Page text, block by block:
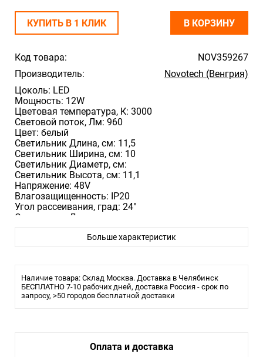
Код товара:
NOV359267
Производитель:
Novotech (Венгрия)
Цоколь: LED
Мощность: 12W
Цветовая температура, К: 3000
Световой поток, Лм: 960
Цвет: белый
Светильник Длина, cм: 11,5
Светильник Ширина, cм: 10
Светильник Диаметр, cм:
Светильник Высота, cм: 11,1
Напряжение: 48V
Влагозащищенность: IP20
Угол рассеивания, град: 24°
Светильник Диаметр врезного отверстия, мм:
Трековый светильник для низковольтного
Больше характеристик
Наличие товара: Склад Москва. Доставка в Челябинск
БЕСПЛАТНО 7-10 рабочих дней, доставка Россия - срок по
запросу, >50 городов бесплатной доставки
КУПИТЬ В 1 КЛИК В КОРЗИНУ
Оплата и доставка